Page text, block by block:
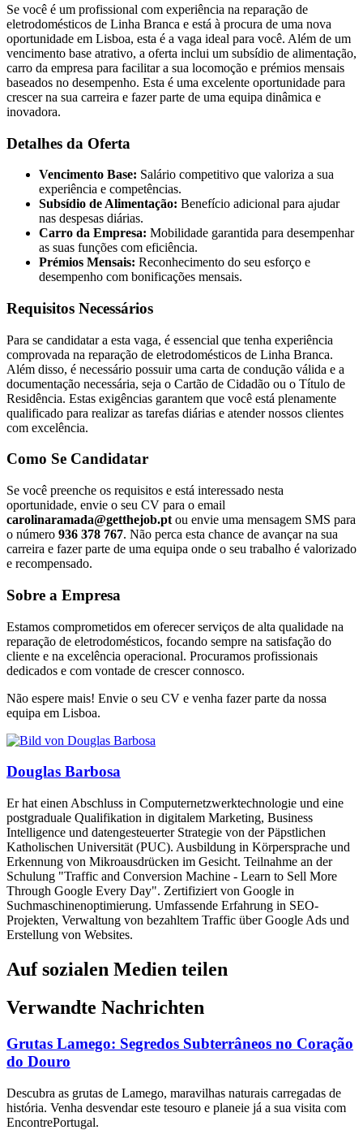
Se você é um profissional com experiência na reparação de
eletrodomésticos de Linha Branca e está à procura de uma nova
oportunidade em Lisboa, esta é a vaga ideal para você. Além de um
vencimento base atrativo, a oferta inclui um subsídio de alimentação,
carro da empresa para facilitar a sua locomoção e prémios mensais
baseados no desempenho. Esta é uma excelente oportunidade para
crescer na sua carreira e fazer parte de uma equipa dinâmica e
inovadora.
Detalhes da Oferta
Vencimento Base: Salário competitivo que valoriza a sua
experiência e competências.
Subsídio de Alimentação: Benefício adicional para ajudar
nas despesas diárias.
Carro da Empresa: Mobilidade garantida para desempenhar
as suas funções com eficiência.
Prémios Mensais: Reconhecimento do seu esforço e
desempenho com bonificações mensais.
Requisitos Necessários
Para se candidatar a esta vaga, é essencial que tenha experiência
comprovada na reparação de eletrodomésticos de Linha Branca.
Além disso, é necessário possuir uma carta de condução válida e a
documentação necessária, seja o Cartão de Cidadão ou o Título de
Residência. Estas exigências garantem que você está plenamente
qualificado para realizar as tarefas diárias e atender nossos clientes
com excelência.
Como Se Candidatar
Se você preenche os requisitos e está interessado nesta
oportunidade, envie o seu CV para o email
carolinaramada@getthejob.pt ou envie uma mensagem SMS para
o número 936 378 767. Não perca esta chance de avançar na sua
carreira e fazer parte de uma equipa onde o seu trabalho é valorizado
e recompensado.
Sobre a Empresa
Estamos comprometidos em oferecer serviços de alta qualidade na
reparação de eletrodomésticos, focando sempre na satisfação do
cliente e na excelência operacional. Procuramos profissionais
dedicados e com vontade de crescer connosco.
Não espere mais! Envie o seu CV e venha fazer parte da nossa
equipa em Lisboa.
Douglas Barbosa
Er hat einen Abschluss in Computernetzwerktechnologie und eine
postgraduale Qualifikation in digitalem Marketing, Business
Intelligence und datengesteuerter Strategie von der Päpstlichen
Katholischen Universität (PUC). Ausbildung in Körpersprache und
Erkennung von Mikroausdrücken im Gesicht. Teilnahme an der
Schulung "Traffic and Conversion Machine - Learn to Sell More
Through Google Every Day". Zertifiziert von Google in
Suchmaschinenoptimierung. Umfassende Erfahrung in SEO-
Projekten, Verwaltung von bezahltem Traffic über Google Ads und
Erstellung von Websites.
Auf sozialen Medien teilen
Verwandte Nachrichten
Grutas Lamego: Segredos Subterrâneos no Coração
do Douro
Descubra as grutas de Lamego, maravilhas naturais carregadas de
história. Venha desvendar este tesouro e planeie já a sua visita com
EncontrePortugal.